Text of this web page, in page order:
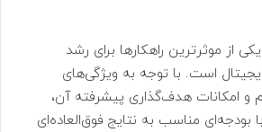
از موثرترین راهکارها برای رشد
است. با توجه به ویژگی‌های
و امکانات هدف‌گذاری پیشرفته آن،
بودجه‌ای مناسب به نتایج فوق‌العاده‌ای